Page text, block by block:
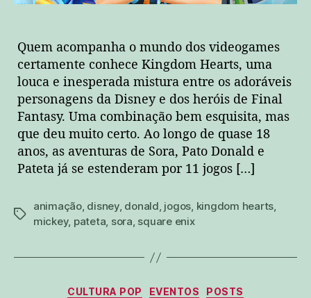
Quem acompanha o mundo dos videogames
certamente conhece Kingdom Hearts, uma
louca e inesperada mistura entre os adoráveis
personagens da Disney e dos heróis de Final
Fantasy. Uma combinação bem esquisita, mas
que deu muito certo. Ao longo de quase 18
anos, as aventuras de Sora, Pato Donald e
Pateta já se estenderam por 11 jogos […]
tags
animação, disney, donald, jogos, kingdom hearts,
mickey, pateta, sora, square enix
Categorias
CULTURA POP EVENTOS POSTS